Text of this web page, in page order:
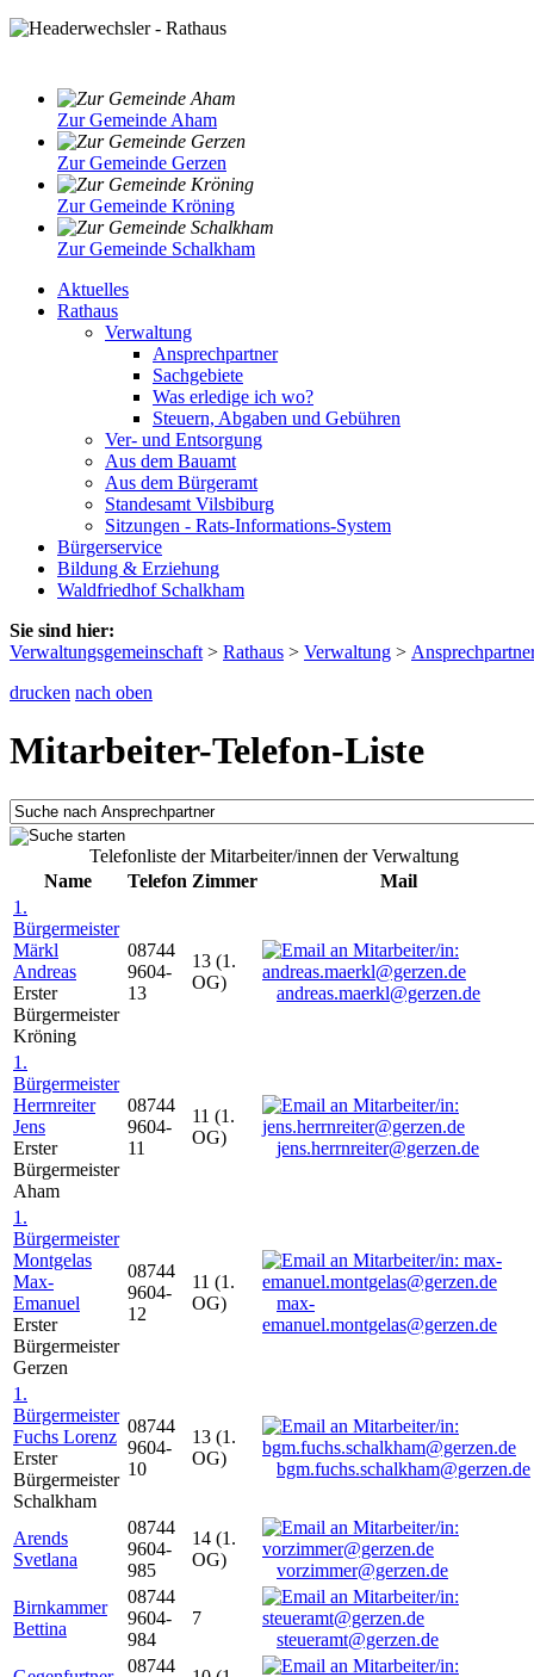
Zur Gemeinde Aham
Zur Gemeinde Gerzen
Zur Gemeinde Kröning
Zur Gemeinde Schalkham
Aktuelles
Rathaus
Verwaltung
Ansprechpartner
Sachgebiete
Was erledige ich wo?
Steuern, Abgaben und Gebühren
Ver- und Entsorgung
Aus dem Bauamt
Aus dem Bürgeramt
Standesamt Vilsbiburg
Sitzungen - Rats-Informations-System
Bürgerservice
Bildung & Erziehung
Waldfriedhof Schalkham
Sie sind hier:
Verwaltungsgemeinschaft > Rathaus > Verwaltung >
drucken nach oben
Mitarbeiter-Telefon-Liste
Telefonliste der Mitarbeiter/innen der Verwaltung
Name
Telefon Zimmer
Mail
1.
Bürgermeister
Märkl
Andreas
Erster
Bürgermeister
Kröning
08744
9604-
13
13 (1.
OG)
andreas.maerkl@gerzen.de
1.
Bürgermeister
Herrnreiter
Jens
Erster
Bürgermeister
Aham
08744
9604-
11
11 (1.
OG)
jens.herrnreiter@gerzen.de
1.
Bürgermeister
Montgelas
Max-
Emanuel
Erster
Bürgermeister
Gerzen
08744
9604-
12
11 (1.
OG)
max-
emanuel.montgelas@gerzen.de
1.
Bürgermeister
Fuchs Lorenz
Erster
Bürgermeister
Schalkham
08744
9604-
10
13 (1.
OG)
bgm.fuchs.schalkham@gerzen.de
Arends
Svetlana
08744
9604-
985
14 (1.
OG)
vorzimmer@gerzen.de
Birnkammer
Bettina
08744
9604-
984
7
steueramt@gerzen.de
08744